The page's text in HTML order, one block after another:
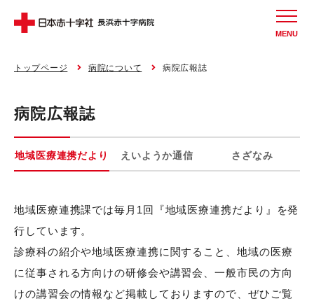
MENU
トップページ 病院について 病院広報誌
病院広報誌
地域医療連携だより えいようか通信 さざなみ
地域医療連携課では毎月1回『地域医療連携だより』を発
行しています。
診療科の紹介や地域医療連携に関すること、地域の医療
に従事される方向けの研修会や講習会、一般市民の方向
けの講習会の情報など掲載しておりますので、ぜひご覧